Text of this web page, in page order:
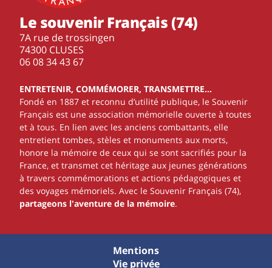
Le souvenir Français (74)
7A rue de trossingen
74300 CLUSES
‭06 08 34 43 67‬
ENTRETENIR, COMMÉMORER, TRANSMETTRE…
Fondé en 1887 et reconnu d’utilité publique, le Souvenir
Français est une association mémorielle ouverte à toutes
et à tous. En lien avec les anciens combattants, elle
entretient tombes, stèles et monuments aux morts,
honore la mémoire de ceux qui se sont sacrifiés pour la
France, et transmet cet héritage aux jeunes générations
à travers commémorations et actions pédagogiques et
des voyages mémoriels. Avec le Souvenir Français (74),
partageons l'aventure de la mémoire.
Mentions
Vie privée